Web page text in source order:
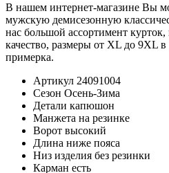
В нашем интернет-магазине Вы
мужскую демисезонную
нас большой ассортимент
качество, размеры от XL до 9XL
примерка.
Артикул 24091004
Сезон Осень-Зима
Детали капюшон
Манжета на резинке
Ворот высокий
Длина ниже пояса
Низ изделия без резинки
Карман есть